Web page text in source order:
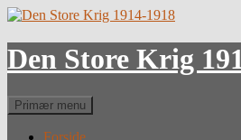
Hop
indhold
Den Store Krig
Søg
Primær menu
Forside